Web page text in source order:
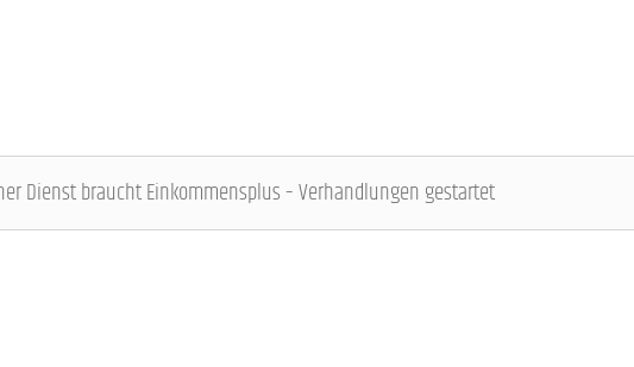
Dienst braucht Einkommensplus – Verhandlungen gestartet